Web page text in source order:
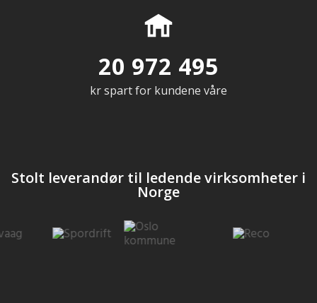
20 992 500
kr spart for kundene våre
Stolt leverandør til ledende virksomheter i
Norge